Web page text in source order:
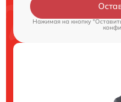
Нажимая на кнопку